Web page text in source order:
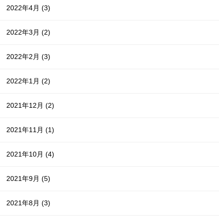
2022年4月(3)
2022年3月(2)
2022年2月(3)
2022年1月(2)
2021年12月(2)
2021年11月(1)
2021年10月(4)
2021年9月(5)
2021年8月(3)